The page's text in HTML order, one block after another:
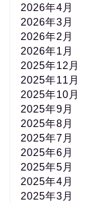
2026年4月
2026年3月
2026年2月
2026年1月
2025年12月
2025年11月
2025年10月
2025年9月
2025年8月
2025年7月
2025年6月
2025年5月
2025年4月
2025年3月